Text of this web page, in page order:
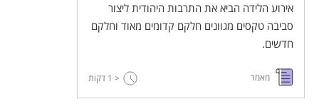
אירוע הלידה הביא את התרבות היהודית ליצור
סביבה טקסים מגוונים חלקם קדומים מאוד וחלקם
חדשים.
מאמר < 1 דקות